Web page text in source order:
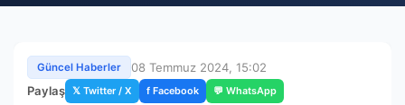
Güncel Haberler
08 Temmuz 2024, 15:02
Paylaş 𝕏 Twitter / X f Facebook 💬 WhatsApp